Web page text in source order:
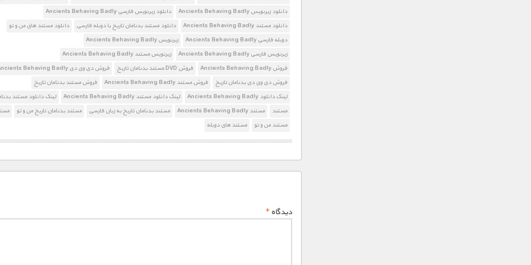
دانلود زیرنویس Ancients Behaving Badly
دانلود زیرنویس فارسی Ancients Behaving Badly
دانلود مستند Ancients Behaving Badly
دانلود مستند بدنامان تاریخ با دوبله فارسی
دانلود مستند های من و تو
دوبله فارسی Ancients Behaving Badly
زیرنویس Ancients Behaving Badly
زیرنویس فارسی Ancients Behaving Badly
زیرنویس مستند Ancients Behaving Badly
فروش Ancients Behaving Badly
فروش DVD مستند بدنامان تاریخ
فروش دی وی دی Ancients Behaving Badly
فروش دی وی دی بدنامان تاریخ
فروش مستند Ancients Behaving Badly
فروش مستند بدنامان تاریخ
لینک دانلود Ancients Behaving Badly
لینک دانلود مستند Ancients Behaving Badly
لینک دانلود مستند
مستند
مستند Ancients Behaving Badly مستند بدنامان تاریخ به زبان فارسی مستند بدنامان تاریخ من و تو
مستند من و تو
مستند های دوبله
دیدگاه*